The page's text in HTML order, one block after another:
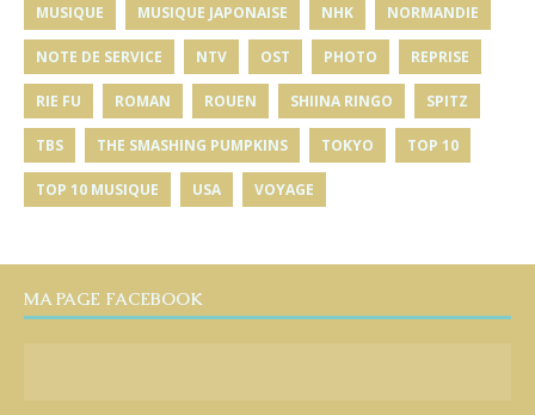
MUSIQUE MUSIQUE JAPONAISE NHK NORMANDIE
NOTE DE SERVICE NTV OST PHOTO REPRISE
RIE FU ROMAN ROUEN SHIINA RINGO SPITZ
TBS THE SMASHING PUMPKINS TOKYO TOP 10
TOP 10 MUSIQUE USA VOYAGE
MA PAGE FACEBOOK